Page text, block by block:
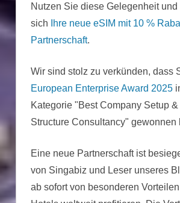
Nutzen Sie diese Gelegenheit
sich
Ihre neue eSIM mit 10 %
Partnerschaft.
Wir sind stolz zu verkünden, dass
European Enterprise Award 2025
Kategorie "Best Company Setup
Structure Consultancy" gewonnen
Eine neue Partnerschaft ist
von Singabiz und Leser unseres
ab sofort von besonderen